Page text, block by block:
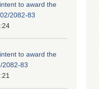
to award the
2082-83
to award the
2082-83